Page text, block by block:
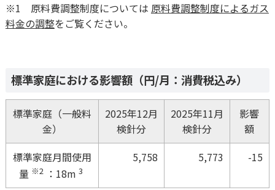
※1 原料費調整制度については 原料費調整制度によるガス
料金の調整をご覧ください。
標準家庭における影響額（円/月：消費税込み）
標準家庭（一般料
金）
2025年12月
検針分
2025年11月
検針分
影響
額
標準家庭月間使用
量 ※2 ：18m 3
5,758 5,773 -15